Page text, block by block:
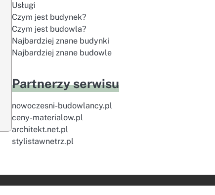
Usługi
Czym jest budynek?
Czym jest budowla?
Najbardziej znane budynki
Najbardziej znane budowle
Partnerzy serwisu
nowoczesni-budowlancy.pl
ceny-materialow.pl
architekt.net.pl
stylistawnetrz.pl